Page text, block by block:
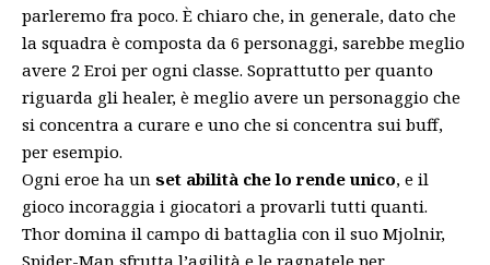
parleremo fra poco. È chiaro che, in generale, dato che
la squadra è composta da 6 personaggi, sarebbe meglio
avere 2 Eroi per ogni classe. Soprattutto per quanto
riguarda gli healer, è meglio avere un personaggio che
si concentra a curare e uno che si concentra sui buff,
per esempio.
Ogni eroe ha un set abilità che lo rende unico, e il
gioco incoraggia i giocatori a provarli tutti quanti.
Thor domina il campo di battaglia con il suo Mjolnir,
Spider-Man sfrutta l’agilità e le ragnatele per